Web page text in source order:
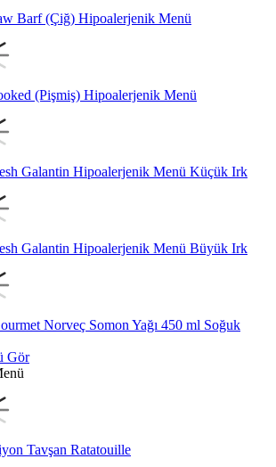
Barf (Çiğ) Hipoalerjenik Menü
(Pişmiş) Hipoalerjenik Menü
Galantin Hipoalerjenik Menü Küçük Irk
Galantin Hipoalerjenik Menü Büyük Irk
Norveç Somon Yağı 450 ml Soğuk
Gör
Tavşan Ratatouille